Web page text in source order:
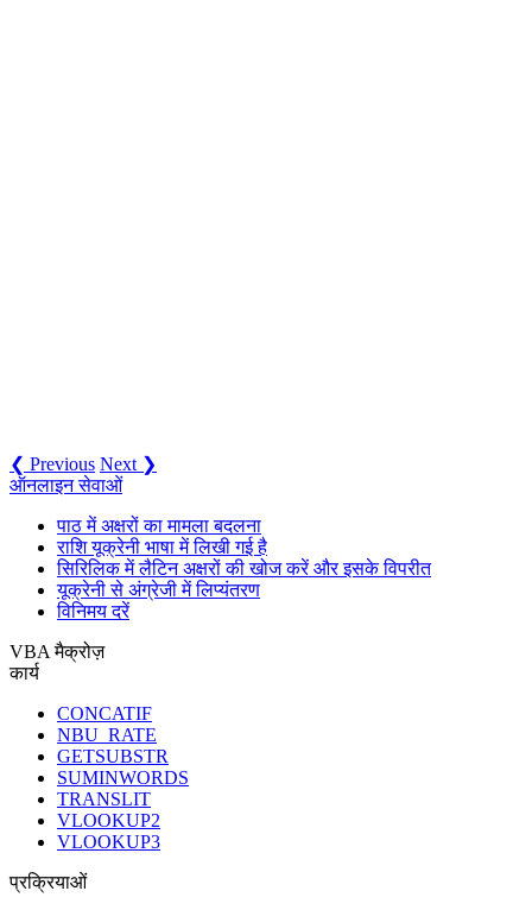
❮ Previous Next ❯
ऑनलाइन सेवाओं
पाठ में अक्षरों का मामला बदलना
राशि यूक्रेनी भाषा में लिखी गई है
सिरिलिक में लैटिन अक्षरों की खोज करें और इसके विपरीत
यूक्रेनी से अंग्रेजी में लिप्यंतरण
विनिमय दरें
VBA मैक्रोज़
कार्य
CONCATIF
NBU_RATE
GETSUBSTR
SUMINWORDS
TRANSLIT
VLOOKUP2
VLOOKUP3
प्रक्रियाओं